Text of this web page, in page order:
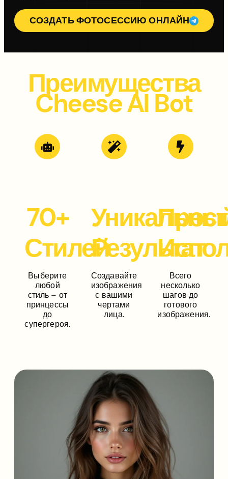
СОЗДАТЬ ФОТОСЕССИЮ ОНЛАЙН
Преимущества
Cheese AI Bot
70+
Стилей
Выберите
любой
стиль – от
принцессы
до
супергероя.
Результат
Создавайте
изображения
с вашими
чертами
лица.
Всего
несколько
шагов до
готового
изображения.